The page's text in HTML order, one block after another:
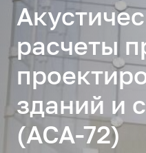
расчеты
зданий и
(АСА-72)